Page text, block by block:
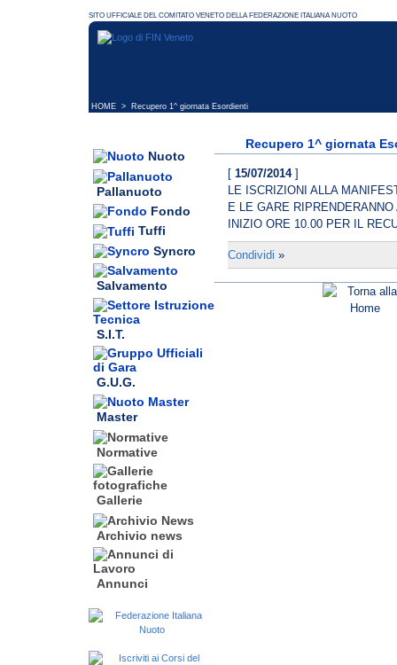
HOME > Recupero 1^ giornata Esordienti
Nuoto
Pallanuoto
Fondo
Tuffi
Syncro
Salvamento
S.I.T.
G.U.G.
Master
Normative
Gallerie
Archivio news
Annunci
Recupero 1^ giornata
[ 15/07/2014]
LE ISCRIZIONI ALLA
E LE GARE
INIZIO ORE 10.00 PER IL
Condividi »